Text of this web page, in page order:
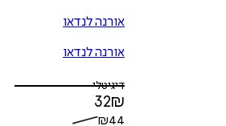
אורנה לנדאו
אורנה לנדאו
דיגיטלי
32₪
₪44